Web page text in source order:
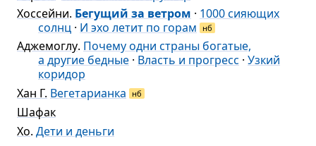
Хоссейни. Бегущий за ветром · 1000 сияющих
солнц · И эхо летит по горам нб
Аджемоглу. Почему одни страны богатые,
а другие бедные · Власть и прогресс · Узкий
коридор
Хан Г. Вегетарианка нб
Шафак
Хо. Дети и деньги